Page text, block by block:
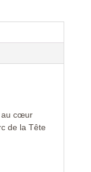
au cœur
de la Tête